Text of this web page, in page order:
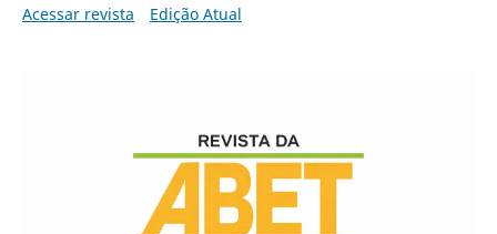
Acessar revista Edição Atual